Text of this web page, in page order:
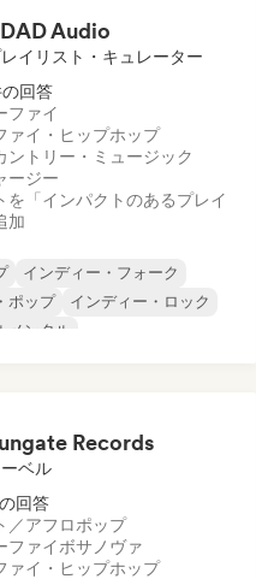
ァイ・ヒップホップ
Audio
イリスト・キュレーター
回答
ファイ
ァイ・ヒップホップ
ントリー・ミュージック
ージー
を「インパクトのあるプレイ
加
インディー・フォーク
ポップ
インディー・ロック
メンタル
Records
ベル
回答
／アフロポップ
ファイボサノヴァ
ァイ・ヒップホップ